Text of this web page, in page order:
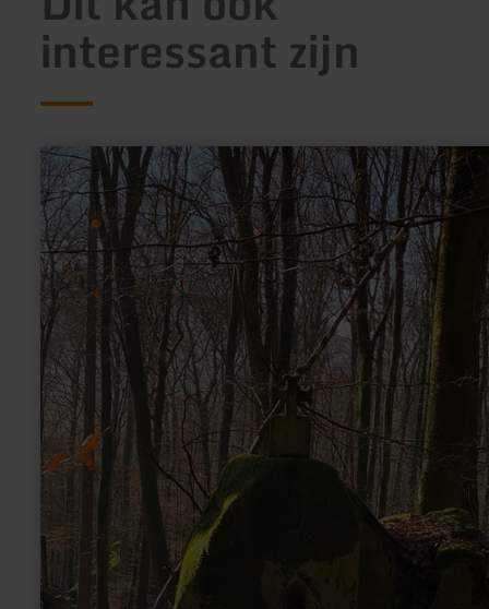
interessant zijn
meer
informatie
over:
Bildcheslay